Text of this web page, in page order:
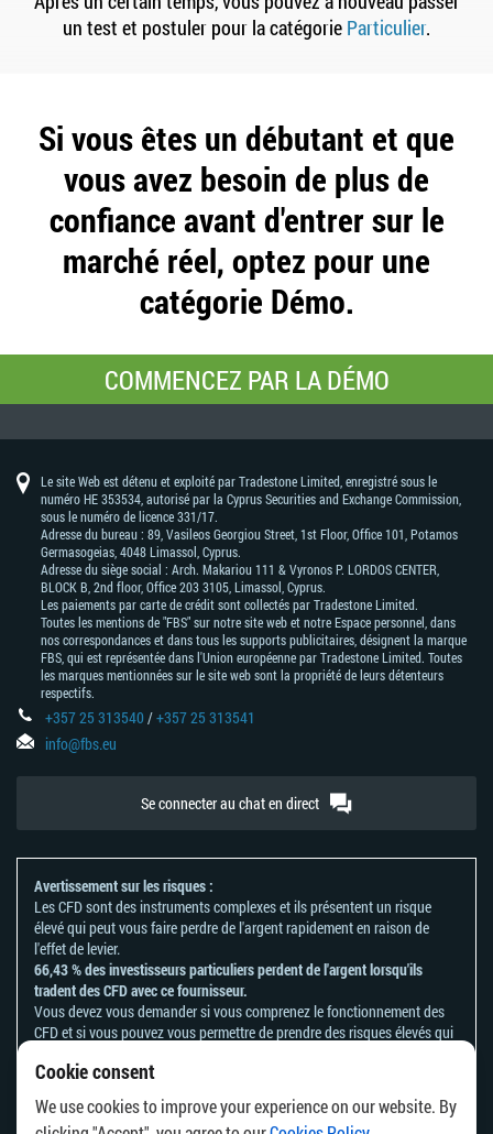
Cookie consent
We use cookies to improve your experience on our website. By
un test et postuler pour la catégorie Particulier.
Si vous êtes un débutant et que
vous avez besoin de plus de
confiance avant d'entrer sur le
marché réel, optez pour une
catégorie Démo.
COMMENCEZ PAR LA DÉMO
Le site Web est détenu et exploité par Tradestone Limited, enregistré sous le
numéro HE 353534, autorisé par la Cyprus Securities and Exchange Commission,
sous le numéro de licence 331/17.
Adresse du bureau : 89, Vasileos Georgiou Street, 1st Floor, Office 101, Potamos
Germasogeias, 4048 Limassol, Cyprus.
Adresse du siège social : Arch. Makariou 111 & Vyronos Р. LORDOS CENTER,
BLOCK В, 2nd floor, Office 203 3105, Limassol, Cyprus.
Les paiements par carte de crédit sont collectés par Tradestone Limited.
Toutes les mentions de "FBS" sur notre site web et notre Espace personnel, dans
nos correspondances et dans tous les supports publicitaires, désignent la marque
FBS, qui est représentée dans l'Union européenne par Tradestone Limited. Toutes
les marques mentionnées sur le site web sont la propriété de leurs détenteurs
respectifs.
+357 25 313540/+357 25 313541
info@fbs.eu
Se connecter au chat en direct
Avertissement sur les risques :
Les CFD sont des instruments complexes et ils présentent un risque
élevé qui peut vous faire perdre de l'argent rapidement en raison de
l'effet de levier.
66,43 % des investisseurs particuliers perdent de l'argent lorsqu'ils
tradent des CFD avec ce fournisseur.
Vous devez vous demander si vous comprenez le fonctionnement des
CFD et si vous pouvez vous permettre de prendre des risques élevés qui
Veuillez vous référer à notre
de divulgation des risques
Les informations contenues sur ce site ne s'adressent pas aux résidents